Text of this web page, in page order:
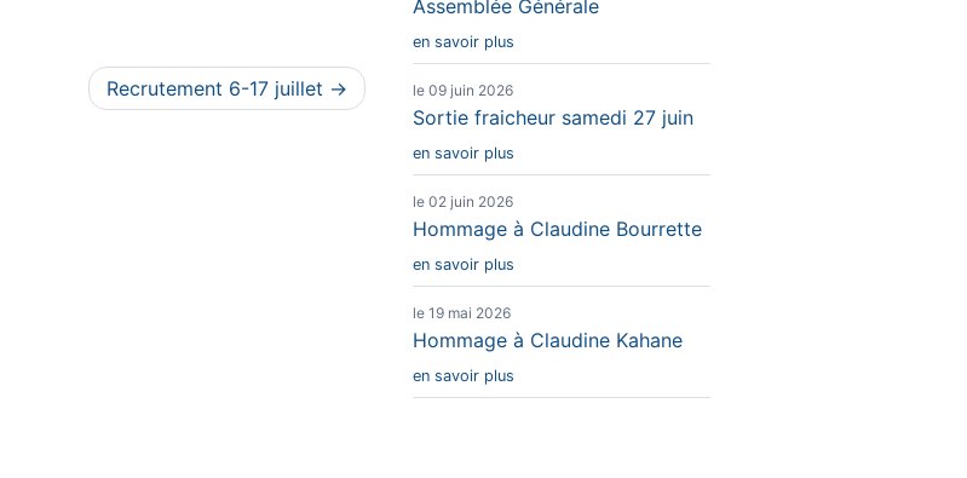
Recrutement 6-17 juillet
Assemblée Générale
en savoir plus
le 09 juin 2026
Sortie fraicheur samedi 27 juin
en savoir plus
le 02 juin 2026
Hommage à Claudine Bourrette
en savoir plus
le 19 mai 2026
Hommage à Claudine Kahane
en savoir plus